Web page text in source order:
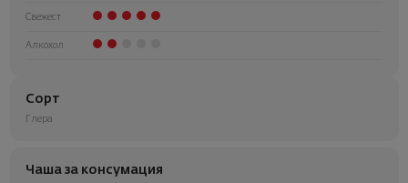
Свежест
Алкохол
Сорт
Глера
Чаша за консумация